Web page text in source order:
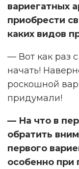
вариегатных
приобрести
каких видов
— Вот как раз
начать!
роскошной
придумали!
— На что в
обратить
первого
особенно при